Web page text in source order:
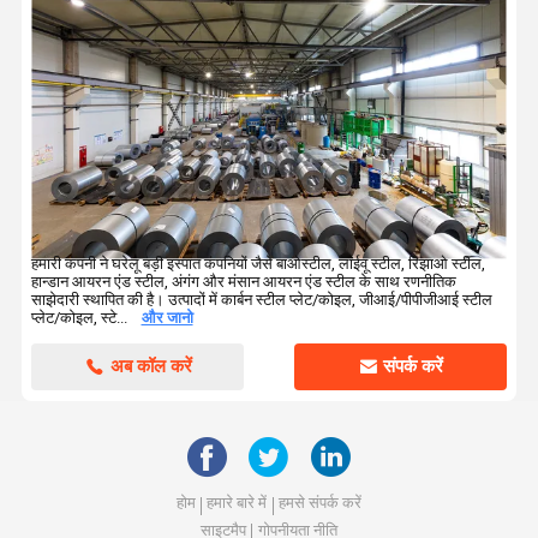
निर्बाध स्टील पाइप
टिनप्लेट शीट कॉइल
अण्डाकार सिर
दबाव पोत स्टील प्लेट
हमारी कंपनी ने घरेलू बड़ी इस्पात कंपनियों जैसे बाओस्टील, लाईवू स्टील, रिझाओ स्टील,
हान्डान आयरन एंड स्टील, अंगंग और मंसान आयरन एंड स्टील के साथ रणनीतिक
साझेदारी स्थापित की है। उत्पादों में कार्बन स्टील प्लेट/कोइल, जीआई/पीपीजीआई स्टील
प्लेट/कोइल, स्टे...
और जानो
अब कॉल करें संपर्क करें
होम हमारे बारे में
हमसे संपर्क करें
साइटमैप
गोपनीयता नीति